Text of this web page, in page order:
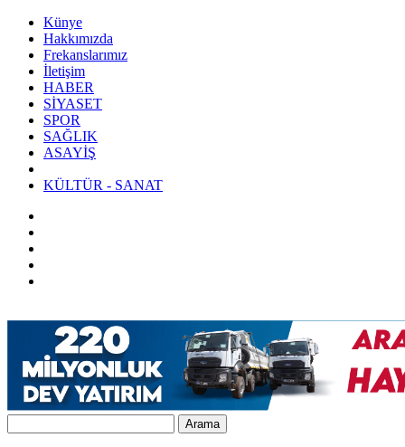
Künye
Hakkımızda
Frekanslarımız
İletişim
HABER
SİYASET
SPOR
SAĞLIK
ASAYİŞ
KÜLTÜR - SANAT